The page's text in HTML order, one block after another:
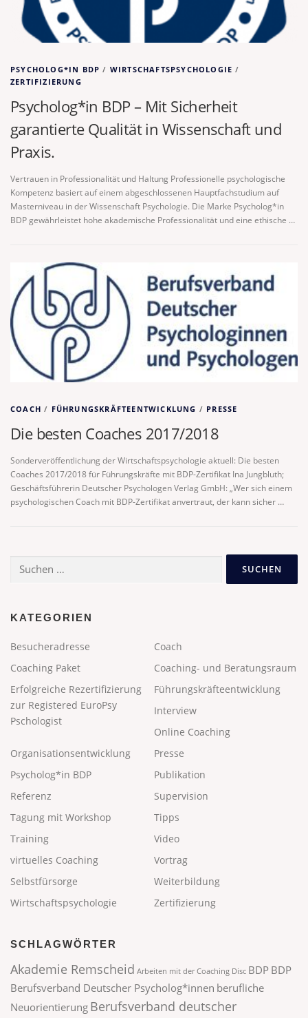
PSYCHOLOG*IN BDP / WIRTSCHAFTSPSYCHOLOGIE /
ZERTIFIZIERUNG
Psycholog*in BDP – Mit Sicherheit
garantierte Qualität in Wissenschaft und
Praxis.
Vertrauen in Professionalität und Haltung Professionelle psychologische
Kompetenz basiert auf einem abgeschlossenen Hauptfachstudium auf
Masterniveau in der Wissenschaft Psychologie. Die Marke Psycholog*in
BDP gewährleistet hohe akademische Professionalität und eine ethische …
COACH / FÜHRUNGSKRÄFTEENTWICKLUNG / PRESSE
Die besten Coaches 2017/2018
Sonderveröffentlichung der Wirtschaftspsychologie aktuell: Die besten
Coaches 2017/2018 für Führungskräfte mit BDP-Zertifikat Ina Jungbluth;
Geschäftsführerin Deutscher Psychologen Verlag GmbH: „Wer sich einem
psychologischen Coach mit BDP-Zertifikat anvertraut, der kann sicher …
nach:
KATEGORIEN
Besucheradresse
Coach
Coaching Paket
Coaching- und Beratungsraum
Erfolgreiche Rezertifizierung
zur Registered EuroPsy
Pschologist
Führungskräfteentwicklung
Interview
Online Coaching
Organisationsentwicklung
Presse
Psycholog*in BDP
Publikation
Referenz
Supervision
Tagung mit Workshop
Tipps
Training
Video
virtuelles Coaching
Selbstfürsorge
Vortrag
Weiterbildung
Wirtschaftspsychologie
Zertifizierung
SCHLAGWÖRTER
Akademie Remscheid Arbeiten mit der Coaching Disc BDP BDP
Berufsverband Deutscher Psycholog*innen berufliche
Neuorientierung Berufsverband deutscher